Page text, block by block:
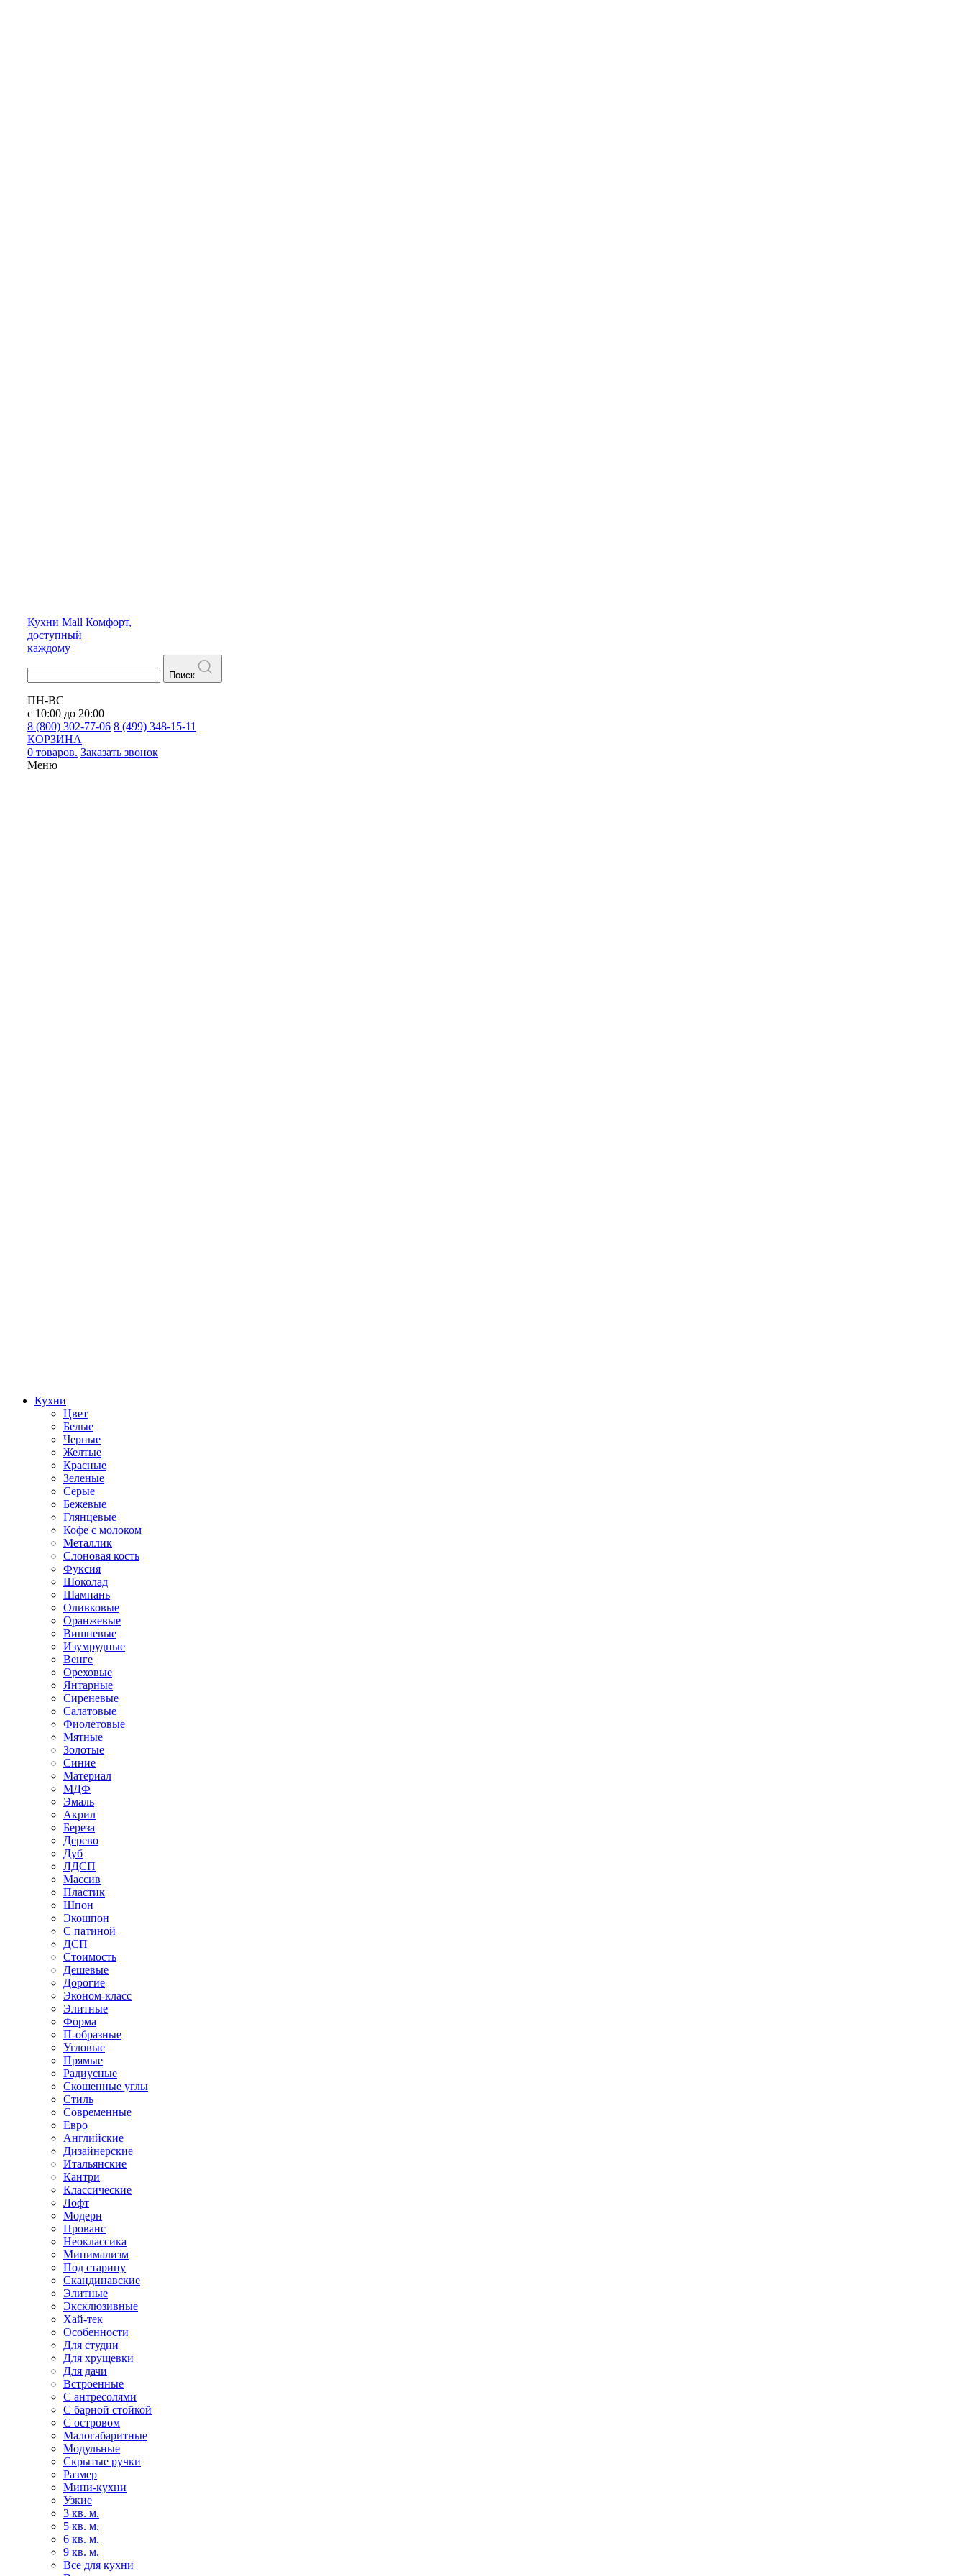
Кухни Mall Комфорт,
доступный
каждому
Поиск
ПН-ВС
с 10:00 до 20:00
8 (800) 302-77-06 8 (499) 348-15-11
КОРЗИНА
0 товаров. Заказать звонок
Меню
Кухни
Цвет
Белые
Черные
Желтые
Красные
Зеленые
Серые
Бежевые
Глянцевые
Кофе с молоком
Металлик
Слоновая кость
Фуксия
Шоколад
Шампань
Оливковые
Оранжевые
Вишневые
Изумрудные
Венге
Ореховые
Янтарные
Сиреневые
Салатовые
Фиолетовые
Мятные
Золотые
Синие
Материал
МДФ
Эмаль
Акрил
Береза
Дерево
Дуб
ЛДСП
Массив
Пластик
Шпон
Экошпон
С патиной
ДСП
Стоимость
Дешевые
Дорогие
Эконом-класс
Элитные
Форма
П-образные
Угловые
Прямые
Радиусные
Скошенные углы
Стиль
Современные
Евро
Английские
Дизайнерские
Итальянские
Кантри
Классические
Лофт
Модерн
Прованс
Неоклассика
Минимализм
Под старину
Скандинавские
Элитные
Эксклюзивные
Хай-тек
Особенности
Для студии
Для хрущевки
Для дачи
Встроенные
С антресолями
С барной стойкой
С островом
Малогабаритные
Модульные
Скрытые ручки
Размер
Мини-кухни
Узкие
3 кв. м.
5 кв. м.
6 кв. м.
9 кв. м.
Все для кухни